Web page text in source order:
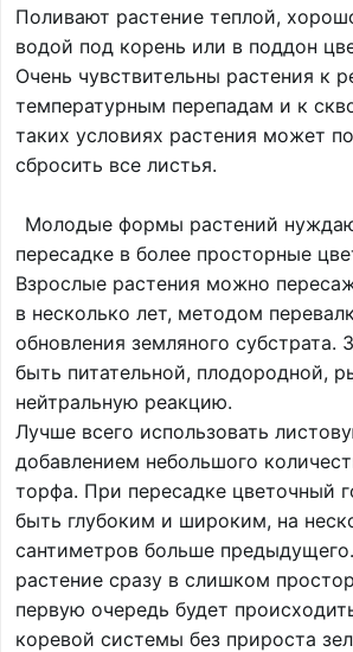
Поливают растение теплой,
водой под корень или в поддон
Очень чувствительны растения к
температурным перепадам и к
таких условиях растения может
сбросить все листья.
Молодые формы растений
пересадке в более просторные
Взрослые растения можно
в несколько лет, методом
обновления земляного субстрата.
быть питательной, плодородной,
нейтральную реакцию.
Лучше всего использовать
добавлением небольшого
торфа. При пересадке цветочный
быть глубоким и широким, на
сантиметров больше
растение сразу в слишком
первую очередь будет
коревой системы без прироста